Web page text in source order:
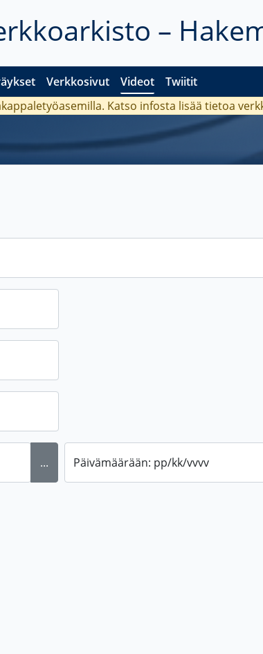
–
Verkkosivut Videot Twiitit
Katso infosta lisää tietoa
... Päivämäärään: pp/kk/vvvv